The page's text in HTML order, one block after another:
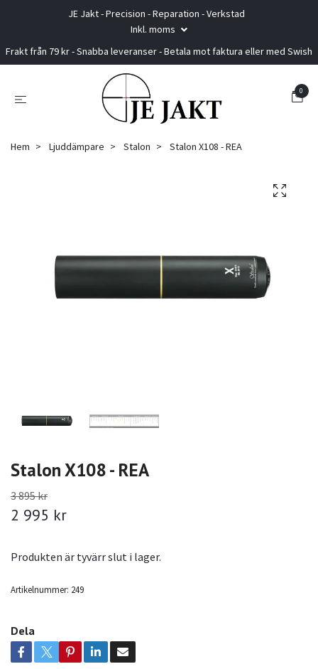
JE Jakt - Precision - Reparation - Verkstad
Inkl. moms
Frakt från 79 kr - Snabba leveranser - Betala mot faktura eller med Swish
0
Hem Ljuddämpare Stalon Stalon X108 - REA
Stalon X108 - REA
3 895 kr
2 995 kr
Produkten är tyvärr slut i lager.
Artikelnummer: 249
Dela